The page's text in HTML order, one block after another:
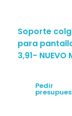
Soporte
para
3,91- NUEVO
Pedir